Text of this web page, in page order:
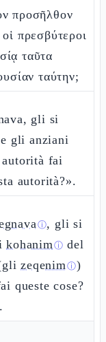
προσῆλθον
πρεσβύτεροι
ταῦτα
ταύτην;
gli si
gli anziani
autorità fai
autorità?».
ⓘ, gli si
kohanimⓘ del
(glizeqenimⓘ)
queste cose?